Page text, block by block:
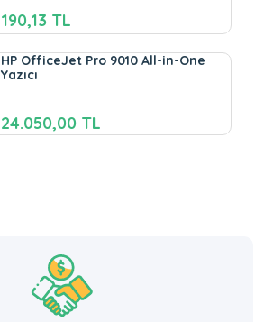
190,13 TL
HP OfficeJet Pro 9010 All-in-One
Yazıcı
24.050,00 TL